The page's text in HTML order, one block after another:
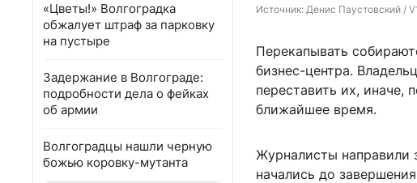
«Цветы!» Волгоградка
обжалует штраф за парковку
на пустыре
Задержание в Волгограде:
подробности дела о фейках
об армии
Волгоградцы нашли черную
божью коровку-мутанта
Источник: Денис Паустовский /
Перекапывать
бизнес-центра.
переставить их, иначе,
ближайшее время.
Журналисты направили
начались до